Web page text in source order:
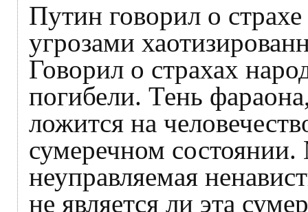
Путин говорил о
угрозами
Говорил о страхах
погибели. Тень
ложится на
сумеречном
неуправляемая
не является ли эта